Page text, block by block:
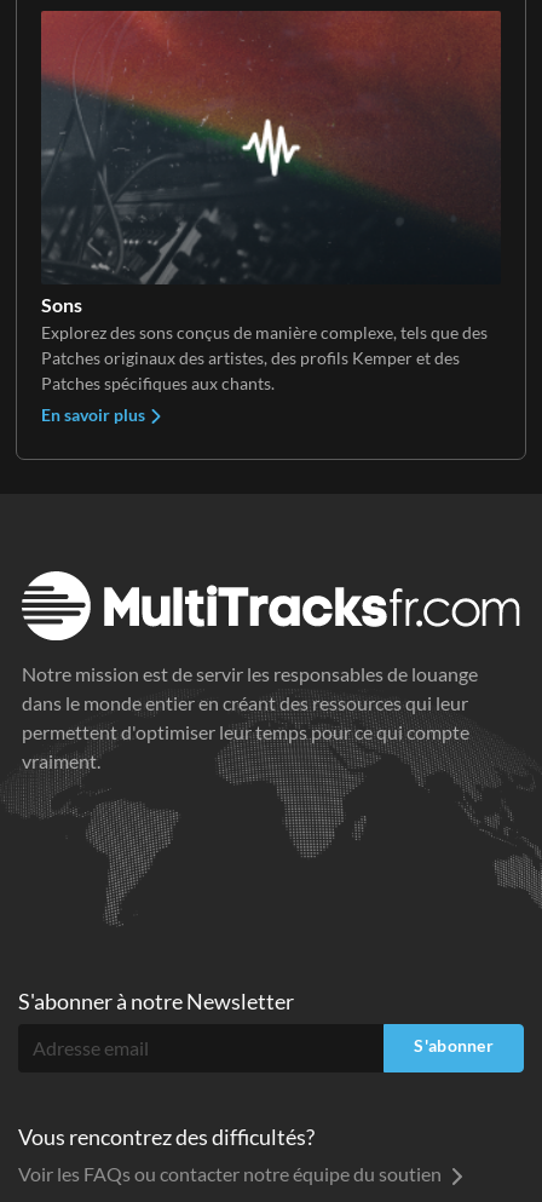
Sons
Explorez des sons conçus de manière complexe, tels que des
Patches originaux des artistes, des profils Kemper et des
Patches spécifiques aux chants.
En savoir plus
Notre mission est de servir les responsables de louange
dans le monde entier en créant des ressources qui leur
permettent d'optimiser leur temps pour ce qui compte
vraiment.
S'abonner à notre Newsletter
S'abonner
Vous rencontrez des difficultés?
Voir les FAQs ou contacter notre équipe du soutien